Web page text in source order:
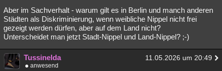
Aber im Sachverhalt - warum gilt es in Berlin und manch anderen
Städten als Diskriminierung, wenn weibliche Nippel nicht frei
gezeigt werden dürfen, aber auf dem Land nicht?
Unterscheidet man jetzt Stadt-Nippel und Land-Nippel? ;-)
Tussinelda 11.05.2026 um 20:49
anwesend